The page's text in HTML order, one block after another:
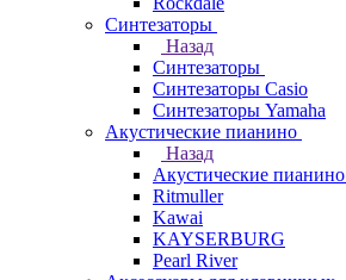
Синтезаторы
Назад
Синтезаторы
Синтезаторы Casio
Синтезаторы Yamaha
Акустические пианино
Назад
Акустические пианино
Ritmuller
Kawai
KAYSERBURG
Pearl River